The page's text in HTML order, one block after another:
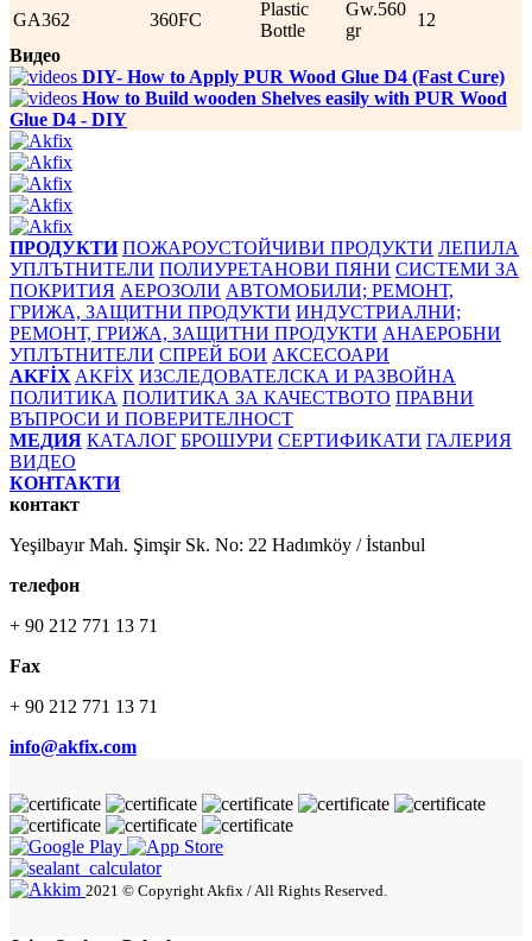
GA362 360FC
Plastic
Bottle
Gw.560
gr
12
Видео
DIY- How to Apply PUR Wood Glue D4 (Fast Cure)
How to Build wooden Shelves easily with PUR Wood
Glue D4 - DIY
ПРОДУКТИ ПОЖАРОУСТОЙЧИВИ ПРОДУКТИ ЛЕПИЛА
УПЛЪТНИТЕЛИ ПОЛИУРЕТАНОВИ ПЯНИ СИСТЕМИ ЗА
ПОКРИТИЯ АЕРОЗОЛИ АВТОМОБИЛИ; РЕМОНТ,
ГРИЖА, ЗАЩИТНИ ПРОДУКТИ ИНДУСТРИАЛНИ;
РЕМОНТ, ГРИЖА, ЗАЩИТНИ ПРОДУКТИ АНАЕРОБНИ
УПЛЪТНИТЕЛИ СПРЕЙ БОИ АКСЕСОАРИ
AKFİX AKFİX ИЗСЛЕДОВАТЕЛСКА И РАЗВОЙНА
ПОЛИТИКА ПОЛИТИКА ЗА КАЧЕСТВОТО ПРАВНИ
ВЪПРОСИ И ПОВЕРИТЕЛНОСТ
МЕДИЯ КАТАЛОГ БРОШУРИ СЕРТИФИКАТИ ГАЛЕРИЯ
ВИДЕО
КОНТАКТИ
контакт
Yeşilbayır Mah. Şimşir Sk. No: 22 Hadımköy / İstanbul
телефон
+ 90 212 771 13 71
Fax
+ 90 212 771 13 71
info@akfix.com
2021 © Copyright Akfix / All Rights Reserved.